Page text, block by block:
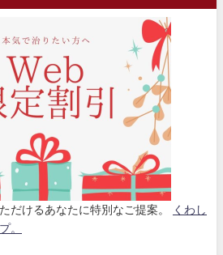
だけるあなたに特別なご提案。
くわし
。